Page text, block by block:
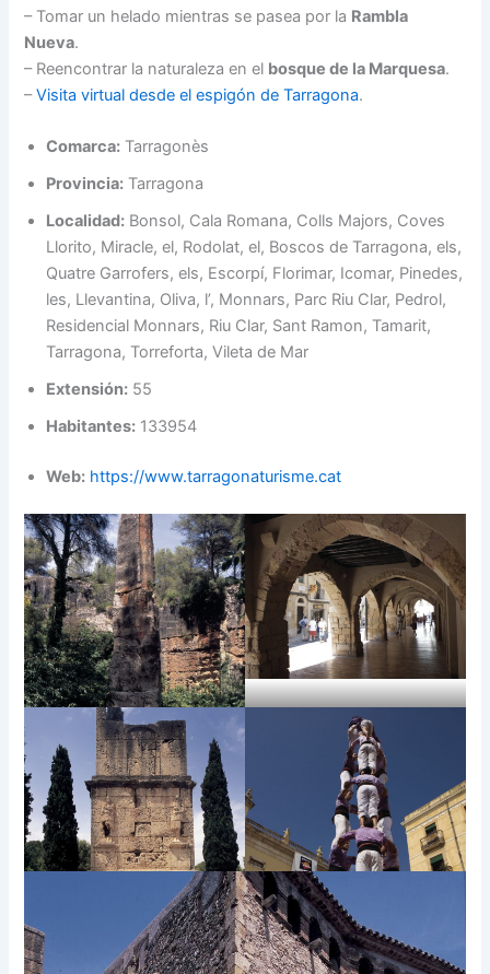
– Tomar un helado mientras se pasea por la Rambla
Nueva.
– Reencontrar la naturaleza en el bosque de la Marquesa.
–Visita virtual desde el espigón de Tarragona.
Comarca: Tarragonès
Provincia: Tarragona
Localidad: Bonsol, Cala Romana, Colls Majors, Coves
Llorito, Miracle, el, Rodolat, el, Boscos de Tarragona, els,
Quatre Garrofers, els, Escorpí, Florimar, Icomar, Pinedes,
les, Llevantina, Oliva, l’, Monnars, Parc Riu Clar, Pedrol,
Residencial Monnars, Riu Clar, Sant Ramon, Tamarit,
Tarragona, Torreforta, Vileta de Mar
Extensión: 55
Habitantes: 133954
Web: https://www.tarragonaturisme.cat